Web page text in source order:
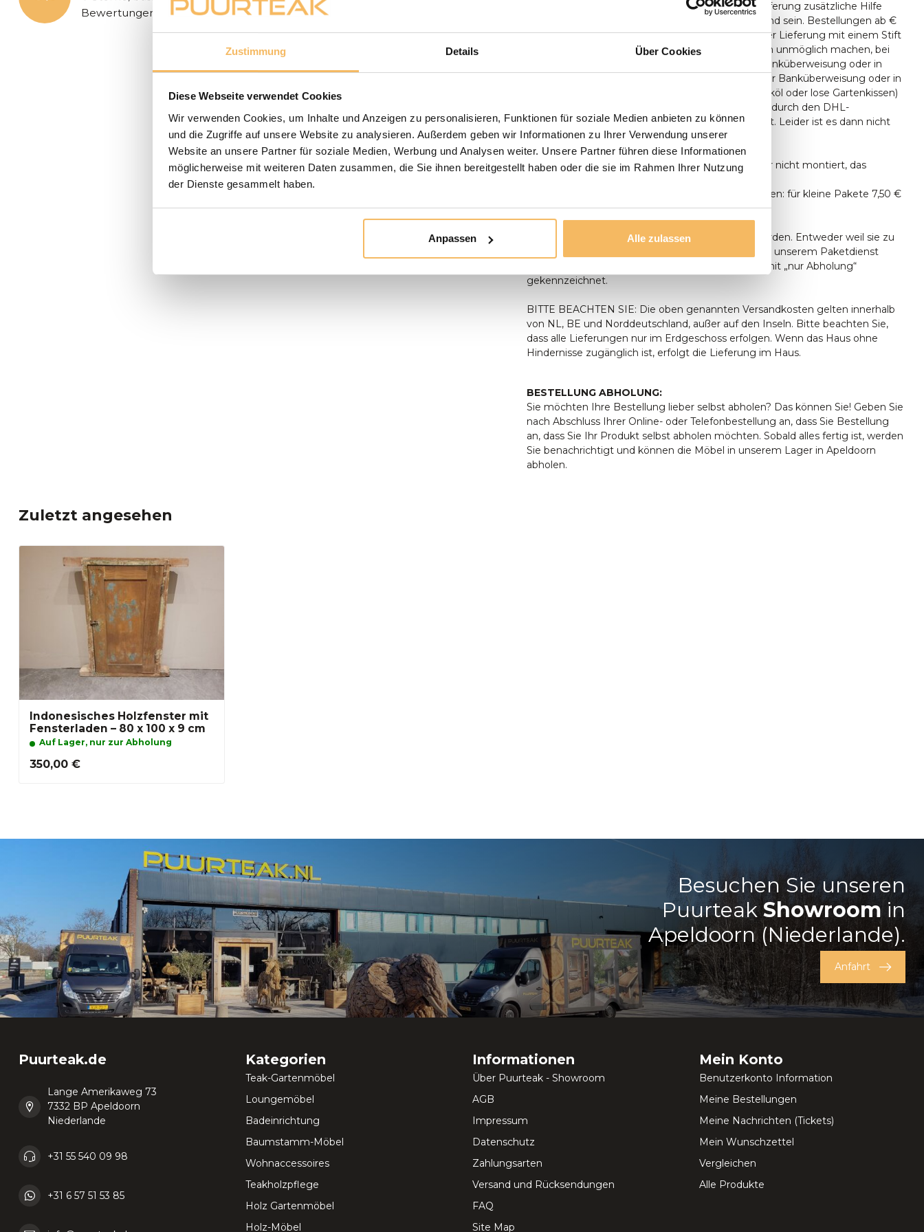
Zustimmung Details Über Cookies
Diese Webseite verwendet Cookies
Wir verwenden Cookies, um Inhalte und Anzeigen zu personalisieren, Funktionen für soziale Medien anbieten zu können
und die Zugriffe auf unsere Website zu analysieren. Außerdem geben wir Informationen zu Ihrer Verwendung unserer
Website an unsere Partner für soziale Medien, Werbung und Analysen weiter. Unsere Partner führen diese Informationen
möglicherweise mit weiteren Daten zusammen, die Sie ihnen bereitgestellt haben oder die sie im Rahmen Ihrer Nutzung
der Dienste gesammelt haben.
Anpassen Alle zulassen
Bewertungen
Baumstamm-Tisches sollte zum Zeitpunkt der Lieferung zusätzliche Hilfe
anwesend sein, um Aufstellen des Tisches anwesend sein. Bestellungen ab €
500,- werden kostenlos geliefert. Sie können bei der Lieferung mit einem Stift
oder in bar bezahlen, Wenn die Umstände es Ihnen unmöglich machen, bei
der Lieferung zu bezahlen, können Sie auch per Banküberweisung oder in
unserem Ausstellungsraum bezahlen. Lieferung per Banküberweisung oder in
unserem Ausstellungsraum. Kleinteile (wie z.B. Teaköl oder lose Gartenkissen)
liefern wir nicht persönlich aus, sondern lassen dies durch den DHL-
Paketdienst erledigen. durch den DHL-Paketdienst. Leider ist es dann nicht
möglich, bei der Lieferung zu bezahlen.
Die Badmöbel werden ausschließlich geliefert, aber nicht montiert, das
Die Versandkosten unter 500 € Bestellwert betragen: für kleine Pakete 7,50 €
und für den eigenen Transport 24,95 €.
Leider können nicht alle Sendungen zugestellt werden. Entweder weil sie zu
zerbrechlich sind oder weil sie zu groß sind, um mit unserem Paketdienst
verschickt zu werden. Diese Produkte sind daher mit „nur Abholung“
gekennzeichnet.
BITTE BEACHTEN SIE: Die oben genannten Versandkosten gelten innerhalb
von NL, BE und Norddeutschland, außer auf den Inseln. Bitte beachten Sie,
dass alle Lieferungen nur im Erdgeschoss erfolgen. Wenn das Haus ohne
Hindernisse zugänglich ist, erfolgt die Lieferung im Haus.
BESTELLUNG ABHOLUNG:
Sie möchten Ihre Bestellung lieber selbst abholen? Das können Sie! Geben Sie
nach Abschluss Ihrer Online- oder Telefonbestellung an, dass Sie Bestellung
an, dass Sie Ihr Produkt selbst abholen möchten. Sobald alles fertig ist, werden
Sie benachrichtigt und können die Möbel in unserem Lager in Apeldoorn
abholen.
Zuletzt angesehen
Indonesisches Holzfenster mit
Fensterladen – 80 x 100 x 9 cm
Auf Lager, nur zur Abholung
350,00 €
Besuchen Sie unseren
PuurteakShowroomin
Apeldoorn (Niederlande).
Anfahrt
Puurteak.de
Lange Amerikaweg 73
7332 BP Apeldoorn
Niederlande
+31 55 540 09 98
+31 6 57 51 53 85
Kategorien
Teak-Gartenmöbel
Loungemöbel
Badeinrichtung
Baumstamm-Möbel
Wohnaccessoires
Teakholzpflege
Holz Gartenmöbel
Holz-Möbel
Informationen
Über Puurteak - Showroom
AGB
Impressum
Datenschutz
Zahlungsarten
Versand und Rücksendungen
FAQ
Site Map
Mein Konto
Benutzerkonto Information
Meine Bestellungen
Meine Nachrichten (Tickets)
Mein Wunschzettel
Vergleichen
Alle Produkte